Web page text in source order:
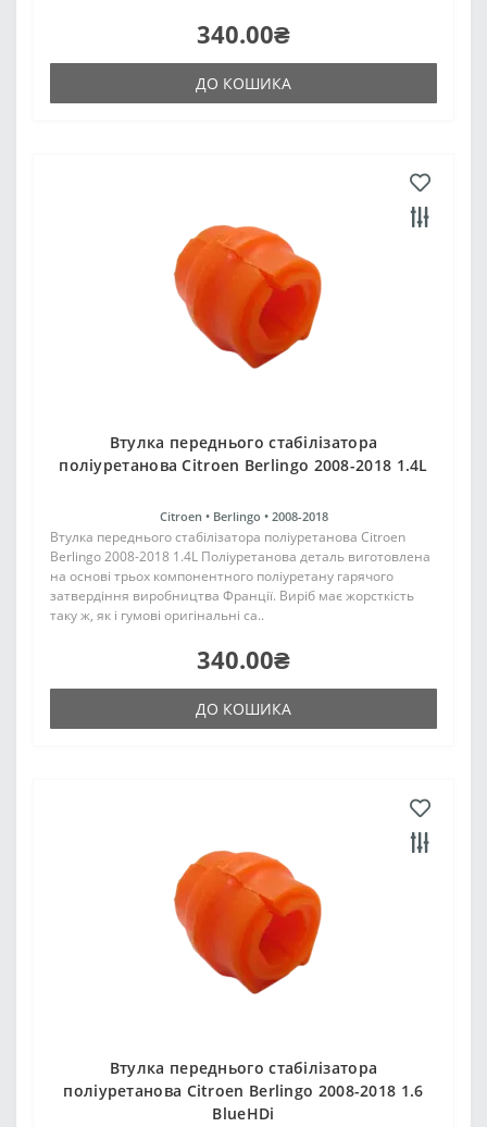
340.00₴
ДО КОШИКА
Втулка переднього стабілізатора
поліуретанова Citroen Berlingo 2008-2018 1.4L
Citroen • Berlingo • 2008-2018
Втулка переднього стабілізатора поліуретанова Citroen
Berlingo 2008-2018 1.4L Поліуретанова деталь виготовлена
на основі трьох компонентного поліуретану гарячого
затвердіння виробництва Франції. Виріб має жорсткість
таку ж, як і гумові оригінальні са..
340.00₴
ДО КОШИКА
Втулка переднього стабілізатора
поліуретанова Citroen Berlingo 2008-2018 1.6
BlueHDi